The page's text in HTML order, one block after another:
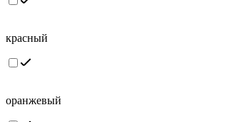
красный
оранжевый